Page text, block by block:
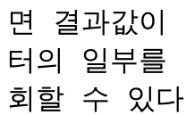
면 결과값
터의 일부를
회할 수 있